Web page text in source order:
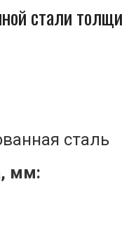
стали
сталь
мм: